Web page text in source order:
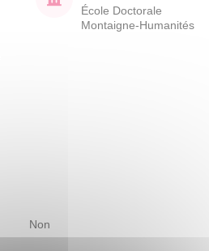
École Doctorale
Montaigne-Humanités
Non